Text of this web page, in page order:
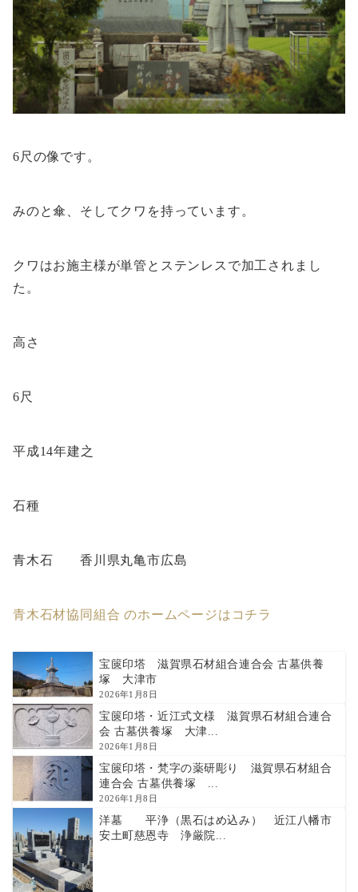
6尺の像です。
みのと傘、そしてクワを持っています。
クワはお施主様が単管とステンレスで加工されまし
た。
高さ
6尺
平成14年建之
石種
青木石 香川県丸亀市広島
青木石材協同組合 のホームページはコチラ
宝篋印塔 滋賀県石材組合連合会 古墓供養
塚 大津市
2026年1月8日
宝篋印塔・近江式文様 滋賀県石材組合連合
会 古墓供養塚 大津...
2026年1月8日
宝篋印塔・梵字の薬研彫り 滋賀県石材組合
連合会 古墓供養塚 ...
2026年1月8日
洋墓 平浄（黒石はめ込み） 近江八幡市
安土町慈恩寺 浄厳院...